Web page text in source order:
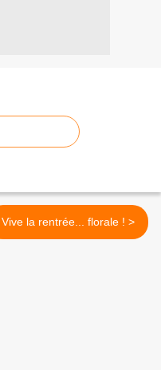
Vive la rentrée... florale ! >